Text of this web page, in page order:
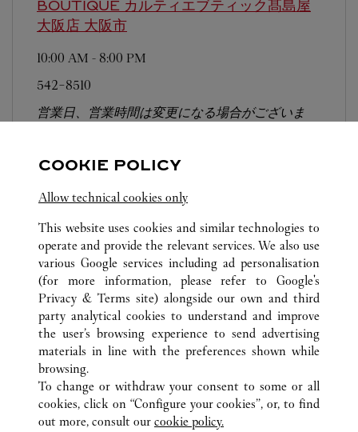
BOUTIQUE カルティエブティック髙島屋
大阪店 大阪市
10:00 AM - 8:00 PM
542-8510
営業日、営業時間は変更になる場合がございま
電話での作品のお取置きは承っておりません。
TOUTES LES BOUTIQUES CARTIER JAPON
大阪府
大阪市
北区角田町8-7
SERVICE CLIENT
NOUS CONTACTER
COOKIE POLICY
Allow technical cookies only
This website uses cookies and similar technologies to
operate and provide the relevant services. We also use
various Google services including ad personalisation
(for more information, please refer to Google's
Privacy & Terms site) alongside our own and third
party analytical cookies to understand and improve
the user’s browsing experience to send advertising
materials in line with the preferences shown while
browsing.
To change or withdraw your consent to some or all
cookies, click on “Configure your cookies”, or, to find
out more, consult our cookie policy.